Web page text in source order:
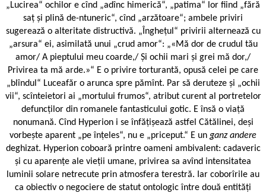
„Lucirea“ ochilor e cînd „adînc himerică“, „patima“ lor fiind „fără
saț și plină de-ntuneric“, cînd „arzătoare“; ambele priviri
sugerează o alteritate distructivă. „Înghețul“ privirii alternează cu
„arsura“ ei, asimilată unui „crud amor“: „«Mă dor de crudul tău
amor/ A pieptului meu coarde,/ Și ochii mari și grei mă dor,/
Privirea ta mă arde.»“ E o privire torturantă, opusă celei pe care
„blîndul“ Luceafăr o arunca spre pămînt. Par să deruteze și „ochii
vii“, scînteietori ai „mortului frumos“, atribut curent al portretelor
defuncților din romanele fantasticului gotic. E însă o viață
nonumană. Cînd Hyperion i se înfățișează astfel Cătălinei, deși
vorbește aparent „pe înțeles“, nu e „priceput.“ E un ganz andere
deghizat. Hyperion coboară printre oameni ambivalent: cadaveric
și cu aparențe ale vieții umane, privirea sa avînd intensitatea
luminii solare netrecute prin atmosfera terestră. Iar coborîrile au
ca obiectiv o negociere de statut ontologic între două entități